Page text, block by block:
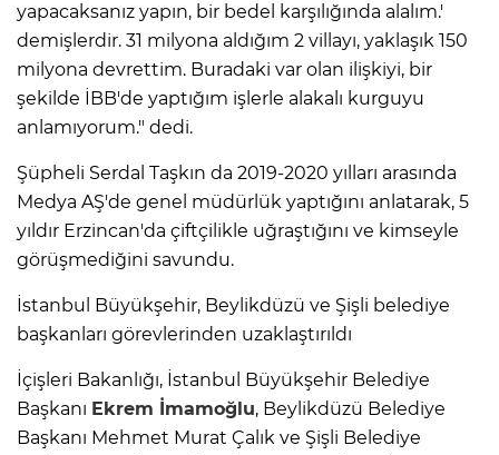
yapacaksanız yapın, bir bedel karşılığında alalım.'
demişlerdir. 31 milyona aldığım 2 villayı, yaklaşık 150
milyona devrettim. Buradaki var olan ilişkiyi, bir
şekilde İBB'de yaptığım işlerle alakalı kurguyu
anlamıyorum." dedi.
Şüpheli Serdal Taşkın da 2019-2020 yılları arasında
Medya AŞ'de genel müdürlük yaptığını anlatarak, 5
yıldır Erzincan'da çiftçilikle uğraştığını ve kimseyle
görüşmediğini savundu.
İstanbul Büyükşehir, Beylikdüzü ve Şişli belediye
başkanları görevlerinden uzaklaştırıldı
İçişleri Bakanlığı, İstanbul Büyükşehir Belediye
Başkanı Ekrem İmamoğlu, Beylikdüzü Belediye
Başkanı Mehmet Murat Çalık ve Şişli Belediye